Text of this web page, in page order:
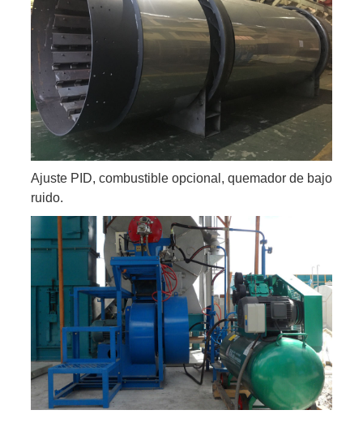
Ajuste PID, combustible opcional, quemador de bajo
ruido.